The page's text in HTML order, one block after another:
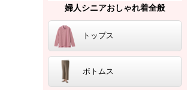
婦人シニアおしゃれ着全般
トップス
ボトムス